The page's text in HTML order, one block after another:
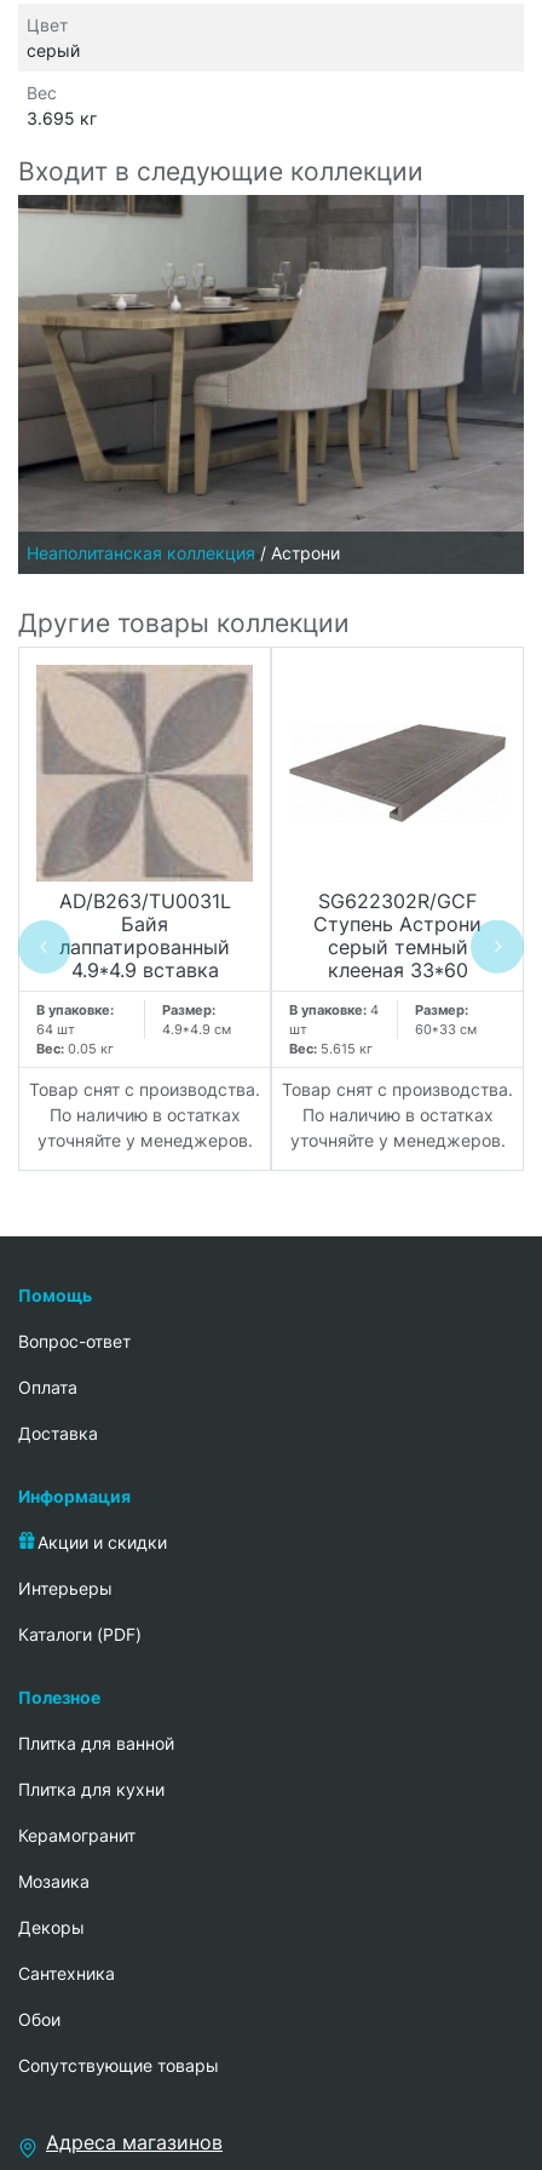
Цвет
серый
Вес
3.695 кг
Входит в следующие коллекции
Неаполитанская коллекция / Астрони
Другие товары коллекции
AD/B263/TU0031L
Байя
лаппатированный
4.9*4.9 вставка
В упаковке:
64 шт
Размер:
4.9*4.9 см
Вес: 0.05 кг
Товар снят с производства.
По наличию в остатках
уточняйте у менеджеров.
SG622302R/GCF
Ступень Астрони
серый темный
клееная 33*60
В упаковке: 4
шт
Размер:
60*33 см
Вес: 5.615 кг
Товар снят с производства.
По наличию в остатках
уточняйте у менеджеров.
Помощь
Вопрос-ответ
Oплата
Доставка
Информация
Акции и скидки
Интерьеры
Каталоги (PDF)
Полезное
Плитка для ванной
Плитка для кухни
Керамогранит
Мозаика
Декоры
Сантехника
Обои
Сопутствующие товары
Адреса магазинов